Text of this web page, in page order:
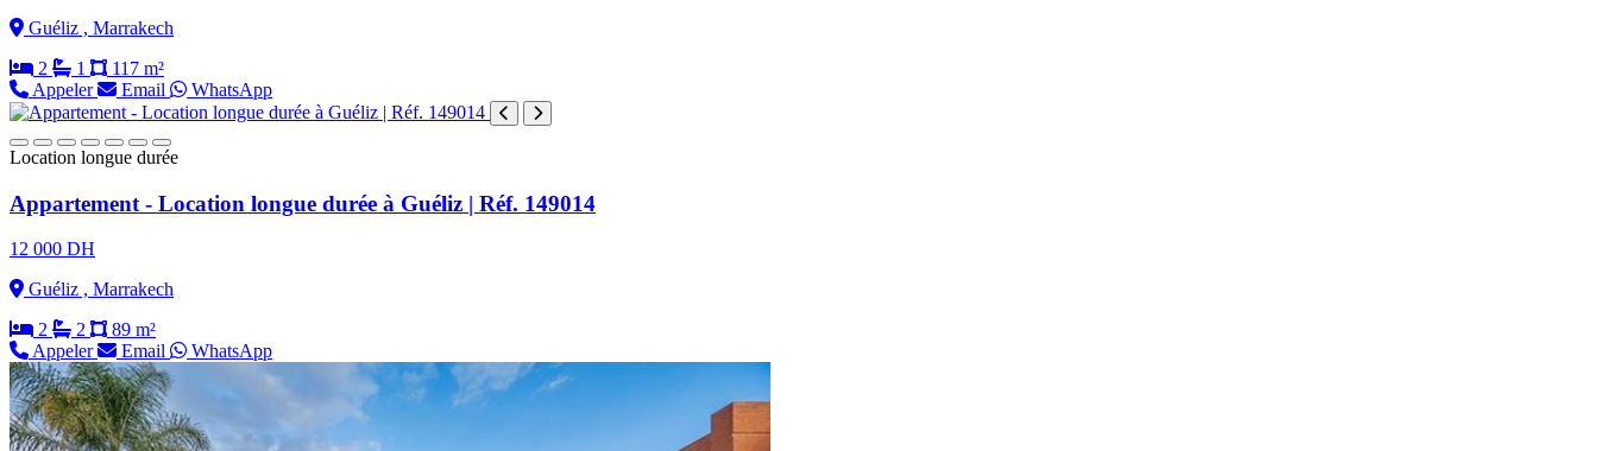
Guéliz , Marrakech
2
1
117 m²
Appeler
Email WhatsApp
Location longue durée
Appartement - Location longue durée à Guéliz | Réf. 149014
12 000 DH
Guéliz , Marrakech
2
2
89 m²
Appeler
Email WhatsApp